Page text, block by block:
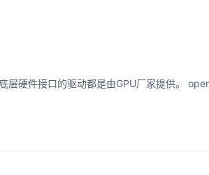
的驱动都是由GPU厂家提供。 openGl也支持